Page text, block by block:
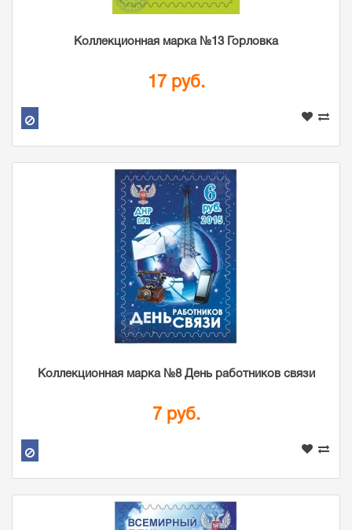
Коллекционная марка №13 Горловка
17 руб.
Коллекционная марка №8 День работников связи
7 руб.